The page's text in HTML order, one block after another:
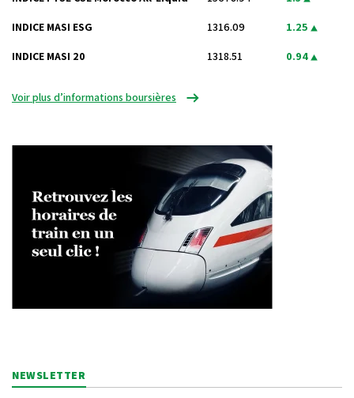
INDICE MASI ESG 1316.09 1.25
INDICE MASI 20 1318.51 0.94
Voir plus d’informations boursières
NEWSLETTER